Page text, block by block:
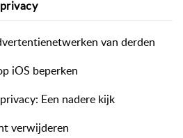
van derden
iOS beperken
Een nadere kijk
verwijderen